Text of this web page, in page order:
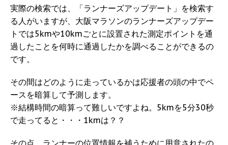
実際の検索では、「ランナーズアップデート」を検索す
る人がいますが、大阪マラソンのランナーズアップデー
トでは5kmや10kmごとに設置された測定ポイントを通
過したことを何時に通過したかを調べることができるの
です。
その間はどのように走っているかは応援者の頭の中でペ
ースを暗算して予測します。
※結構時間の暗算って難しいですよね。5kmを5分30秒
で走ってると・・・1kmは？？